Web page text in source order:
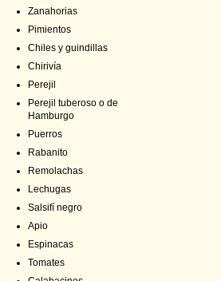
Zanahorias
Pimientos
Chiles y guindillas
Chirivía
Perejil
Perejil tuberoso o de
Hamburgo
Puerros
Rabanito
Remolachas
Lechugas
Salsifí negro
Apio
Espinacas
Tomates